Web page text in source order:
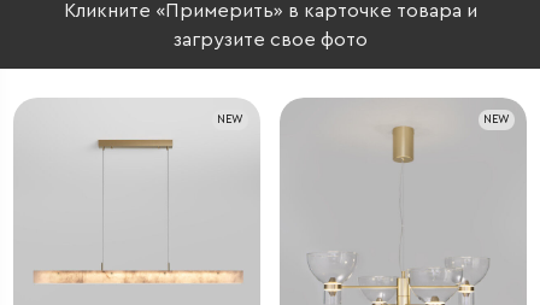
Кликните «Примерить» в карточке товара и
загрузите свое фото
NEW NEW